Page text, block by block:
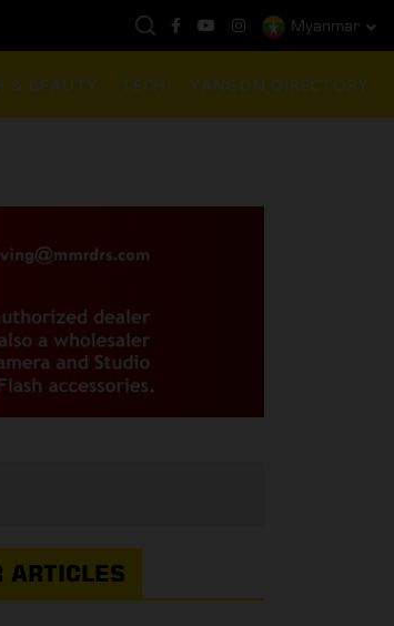
$1901 ( တစ်အောင်စလျှင် ) Myanmar
& BEAUTY TECH YANGON DIRECTORY
ARTICLES